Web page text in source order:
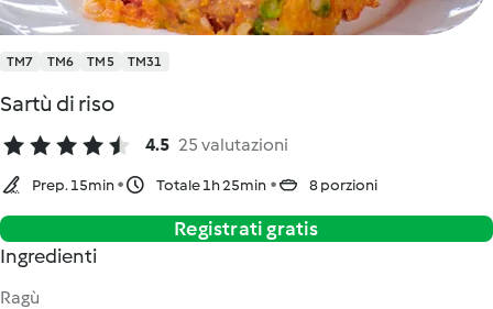
TM7 TM6 TM5 TM31
Sartù di riso
4.5 25 valutazioni
Prep. 15min Totale 1h 25min 8 porzioni
Registrati gratis
Ingredienti
Ragù